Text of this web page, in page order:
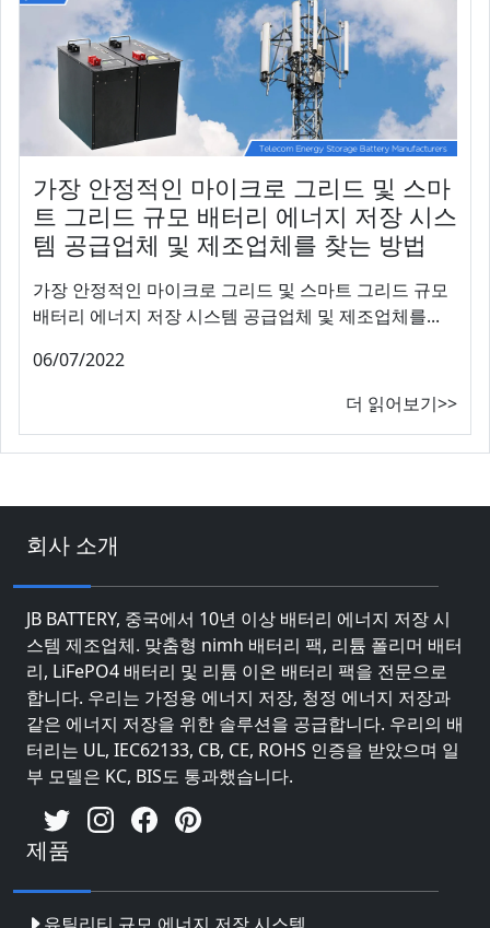
가장 안정적인 마이크로 그리드 및 스마
트 그리드 규모 배터리 에너지 저장 시스
템 공급업체 및 제조업체를 찾는 방법
가장 안정적인 마이크로 그리드 및 스마트 그리드 규모
배터리 에너지 저장 시스템 공급업체 및 제조업체를...
06/07/2022
더 읽어보기>>
회사 소개
JB BATTERY, 중국에서 10년 이상 배터리 에너지 저장 시
스템 제조업체. 맞춤형 nimh 배터리 팩, 리튬 폴리머 배터
리, LiFePO4 배터리 및 리튬 이온 배터리 팩을 전문으로
합니다. 우리는 가정용 에너지 저장, 청정 에너지 저장과
같은 에너지 저장을 위한 솔루션을 공급합니다. 우리의 배
터리는 UL, IEC62133, CB, CE, ROHS 인증을 받았으며 일
부 모델은 KC, BIS도 통과했습니다.
제품